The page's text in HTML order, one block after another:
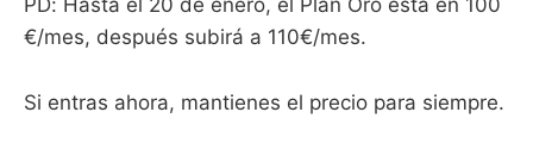
PD: Hasta el 20 de enero, el Plan Oro está en 100
€/mes, después subirá a 110€/mes.
Si entras ahora, mantienes el precio para siempre.